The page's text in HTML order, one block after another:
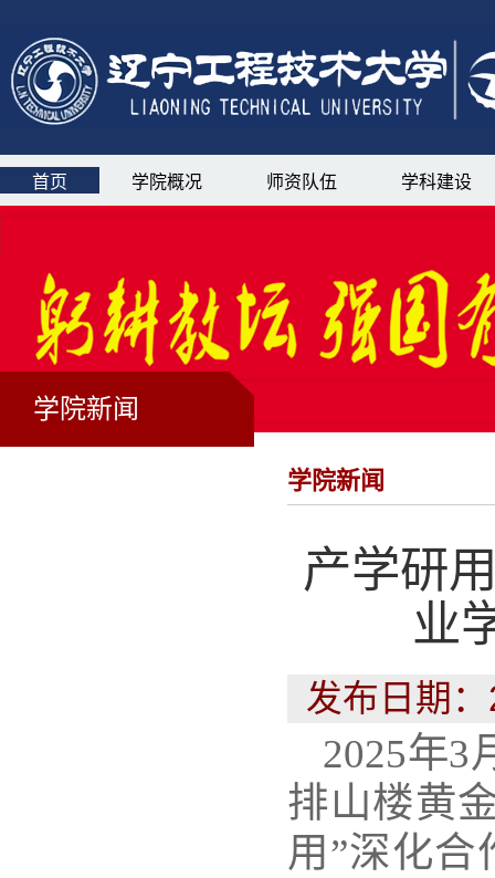
首页 学院概况 师资队伍 学科建设
学院新闻
学院新闻
产学研
业
发布日期
2025年3
排山楼黄
用”深化